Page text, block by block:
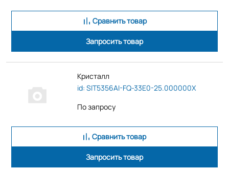
Сравнить товар
Запросить товар
Кристалл
id: SIT5356AI-FQ-33E0-25.000000X
По запросу
Сравнить товар
Запросить товар